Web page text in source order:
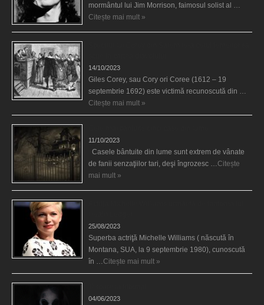
mormântul lui Jim Morrison, faimosul solist al …
Citește mai mult »
14/10/2023
Giles Corey, sau Cory ori Coree (1612 – 19
septembrie 1692) este victimă recunoscută din …
Citește mai mult »
11/10/2023
Casele bântuite din lume sunt extrem de vânate
de fanii senzaţiilor tari, deşi îngrozesc … Citește
mai mult »
25/08/2023
Superba actriţă Michelle Williams ( născută în
Montana, SUA, la 9 septembrie 1980), cunoscută
în … Citește mai mult »
04/06/2023